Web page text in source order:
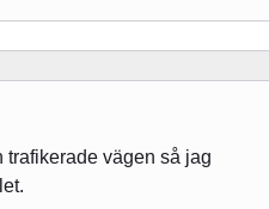
trafikerade vägen så jag